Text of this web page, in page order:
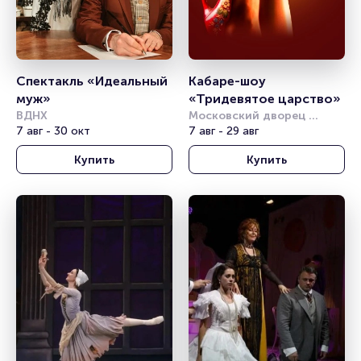
Спектакль «Идеальный
муж»
ВДНХ
7 авг - 30 окт
Купить
Кабаре-шоу
«Тридевятое царство»
Московский дворец
молодёжи
7 авг - 29 авг
Купить